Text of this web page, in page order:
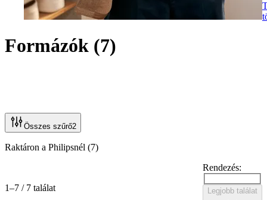
Formázók (7)
Összes szűrő2
Raktáron a Philipsnél (7)
1–7 / 7 találat
Rendezés:
Legjobb találat